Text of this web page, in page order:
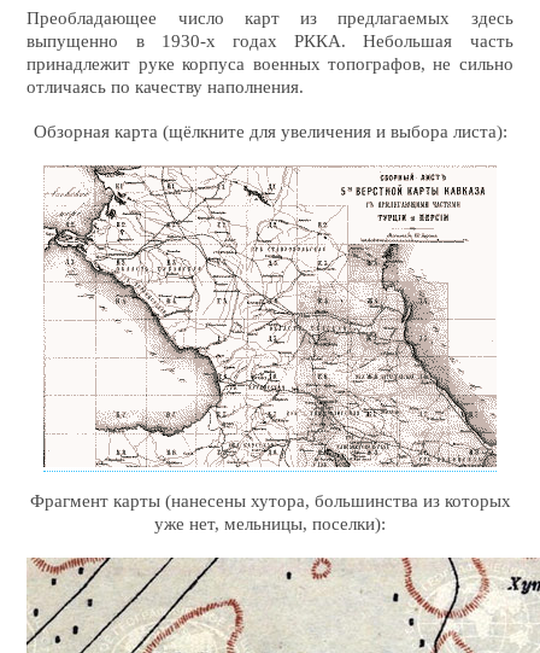
Преобладающее число карт из предлагаемых здесь
выпущенно в 1930-х годах РККА. Небольшая часть
принадлежит руке корпуса военных топографов, не сильно
отличаясь по качеству наполнения.
Обзорная карта (щёлкните для увеличения и выбора листа):
Фрагмент карты (нанесены хутора, большинства из которых
уже нет, мельницы, поселки):